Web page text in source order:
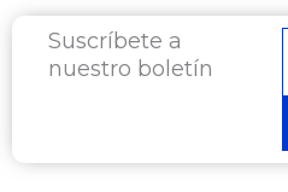
Suscríbete a
nuestro boletín